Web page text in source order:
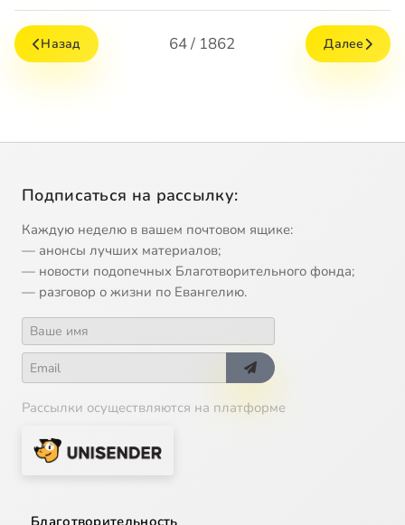
Назад 64 / 1862 Далее
Подписаться на рассылку:
Каждую неделю в вашем почтовом ящике:
— анонсы лучших материалов;
— новости подопечных Благотворительного фонда;
— разговор о жизни по Евангелию.
Рассылки осуществляются на платформе